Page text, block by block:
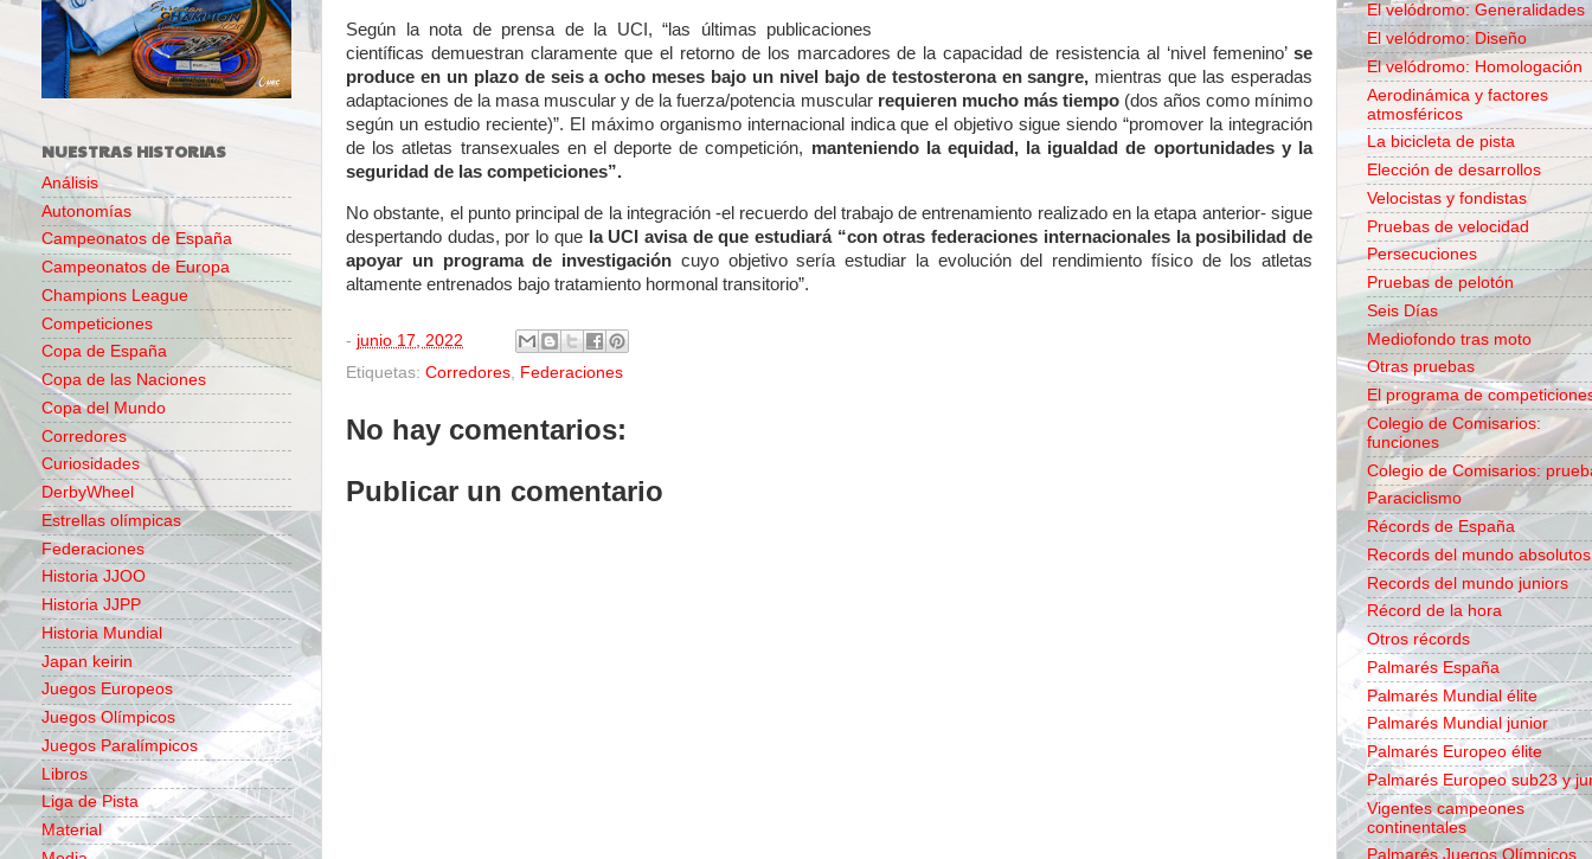
Según la nota de prensa de la UCI, “las últimas publicaciones
científicas demuestran claramente que el retorno de los marcadores de la capacidad de resistencia al ‘nivel femenino’ se
produce en un plazo de seis a ocho meses bajo un nivel bajo de testosterona en sangre, mientras que las esperadas
adaptaciones de la masa muscular y de la fuerza/potencia muscular requieren mucho más tiempo(dos años como mínimo
según un estudio reciente)”. El máximo organismo internacional indica que el objetivo sigue siendo “promover la integración
de los atletas transexuales en el deporte de competición, manteniendo la equidad, la igualdad de oportunidades y la
seguridad de las competiciones”.
No obstante, el punto principal de la integración -el recuerdo del trabajo de entrenamiento realizado en la etapa anterior- sigue
despertando dudas, por lo que la UCI avisa de que estudiará “con otras federaciones internacionales la posibilidad de
apoyar un programa de investigación cuyo objetivo sería estudiar la evolución del rendimiento físico de los atletas
altamente entrenados bajo tratamiento hormonal transitorio”.
- junio 17, 2022
Etiquetas: Corredores, Federaciones
No hay comentarios:
Publicar un comentario
NUESTRAS HISTORIAS
Análisis
Autonomías
Campeonatos de España
Campeonatos de Europa
Champions League
Competiciones
Copa de España
Copa de las Naciones
Copa del Mundo
Corredores
Curiosidades
DerbyWheel
Estrellas olímpicas
Federaciones
Historia JJOO
Historia JJPP
Historia Mundial
Japan keirin
Juegos Europeos
Juegos Olímpicos
Juegos Paralímpicos
Libros
Liga de Pista
Material
El velódromo: Generalidades
El velódromo: Diseño
El velódromo: Homologación
Aerodinámica y factores
atmosféricos
La bicicleta de pista
Elección de desarrollos
Velocistas y fondistas
Pruebas de velocidad
Persecuciones
Pruebas de pelotón
Seis Días
Mediofondo tras moto
Otras pruebas
El programa de
Colegio de Comisarios:
funciones
Colegio de Comisarios:
Paraciclismo
Récords de España
Records del mundo absolutos
Records del mundo juniors
Récord de la hora
Otros récords
Palmarés España
Palmarés Mundial élite
Palmarés Mundial junior
Palmarés Europeo élite
Palmarés Europeo sub23 y
Vigentes campeones
continentales
Palmarés Juegos Olímpicos